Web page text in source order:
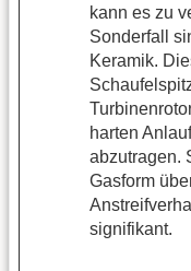
kann es zu
Sonderfall
Keramik.
harten
abzutragen.
Gasform
signifikant.